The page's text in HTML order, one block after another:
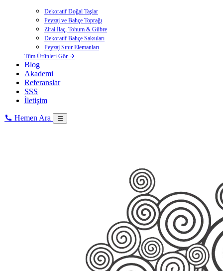
Dekoratif Doğal Taşlar
Peyzaj ve Bahçe Toprağı
Zirai İlaç, Tohum & Gübre
Dekoratif Bahçe Saksıları
Peyzaj Sınır Elemanları
Tüm Ürünleri Gör
Blog
Akademi
Referanslar
SSS
İletişim
Hemen Ara